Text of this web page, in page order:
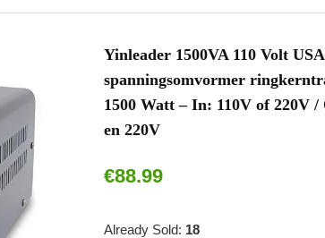
Yinleader 1500VA 110 Volt USA
spanningsomvormer
1500 Watt – In: 110V of 220V /
en 220V
€88.99
Already Sold: 18